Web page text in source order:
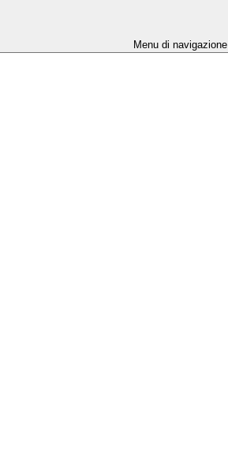
Menu di navigazione